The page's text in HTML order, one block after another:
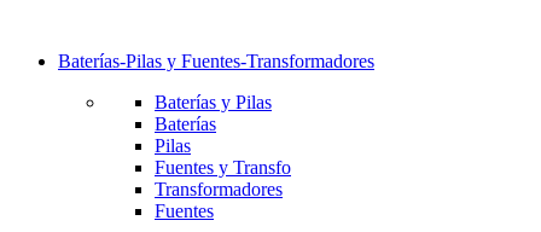
Baterías-Pilas y Fuentes-Transformadores
Baterías y Pilas
Baterías
Pilas
Fuentes y Transfo
Transformadores
Fuentes